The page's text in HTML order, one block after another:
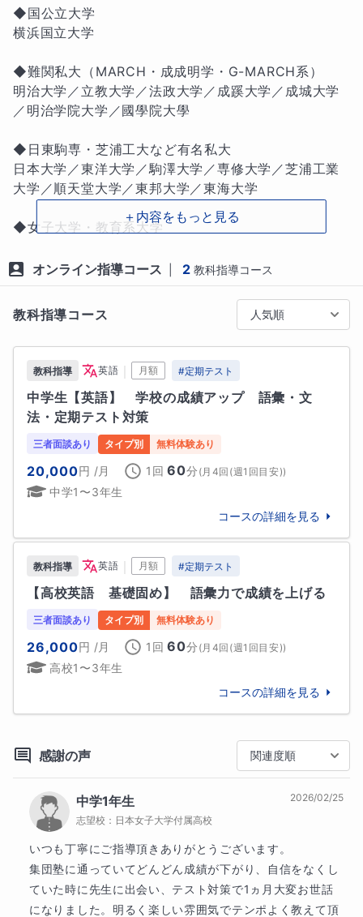
・時制でつまずいた…
・日本語の理解力が足りなかった…
語学はそのちょっとしたつまずきをクリアすることで
楽にぐんと力がつきます。生徒さんの興味・得意分
学力は学年に関係ありません。各々の力に応じた学習
方法が何よりも力になります。
・学び方、立ち止まる場所も進むペースも千差万別
・英語は暗記ではない
これらを大切にして授業を行っております。
（※集団の授業形式では取り戻せない分野がありますよ
ね。そこを見つけ丁寧に指導しますのでご安心くださ
★元教員の強みを活かしたオリジナル問題★
・定期テスト対策(中間・期末・学年末)
・実力テスト対策
それらの出題傾向を分析したオリジナル問題を使いま
私は元教員として、ほぼ毎学期複数学年の定期試験を
作成し、成績処理も長年行って参りました。教科書の
どこがどのように出題されるかを攻略します。
神奈川県の公立・私立の中学校、高等学校で基礎英語
から大学入試レベルの英語まで様々な授業をいたしま
した。英検、学校推薦選抜や総合型選抜対策ももちろ
んです。
★『非言語的な表現力』も育てます★
・プレゼン,発表になると緊張して話せない
・グループワークで本来の力を発揮できない
そんな生徒さんも多いのでは無いでしょうか？完璧主
義で丁寧に取り組む生徒さんほどそのようなジレンマ
に陥ることが多いと感じております。
緊張をほぐし、声の大きさ等の非言語的な表現力もし
っかり指導しますので安心してくださいね！
◆国公立大学
横浜国立大学
◆難関私大（MARCH・成成明学・G-MARCH系）
明治大学／立教大学／法政大学／成蹊大学／成城大学
／明治学院大学／國學院大學
◆日東駒専・芝浦工大など有名私大
日本大学／東洋大学／駒澤大学／専修大学／芝浦工業
大学／順天堂大学／東邦大学／東海大学
◆女子大学・教育系大学
子大学／共立女子大学／フェリス女学院大学／東洋英
和女学院大学／鎌倉女子大学／相模女子大学
◆中堅・地域・専門系大学
神奈川大学／神奈川工科大学／関東学院大学／産業能
率大学／玉川大学／文教大学／武蔵野大学／立正大学
／和光大学／帝京大学／帝京平成大学／鶴見大学／東
海大学／東京国際大学／湘南医療大学／松蔭大学／松
陰横浜大学／多摩大学／田園調布学園大学／横浜創英
大学／桜美林大学／亜細亜大学
◆その他・医療・看護・地域系大学
順天堂大学／湘南医療大学　ほか多数
中央大学
法政大学 明治大学 立教大学
準難関/上位国公立大学
横浜国立大学
他 77 校 すべて見る
神奈川県立横浜緑ケ丘高等学校
上位国公立高校
神奈川県立横浜平沼高等学校
神奈川県立希望ケ丘高等学校
神奈川県立相模原高等学校
他 9 校 すべて見る
中学校
上位校
＋内容をもっと見る
オンライン指導コース 2 教科指導コース
教科指導コース 人気順
教科指導 英語 月額 #定期テスト
中学生【英語】　学校の成績アップ　語彙・文
法・定期テスト対策
三者面談あり タイプ別 無料体験あり
20,000円 /月 1回 60分 ( 月4回(週1回目安))
中学1〜3年生
コースの詳細を見る
教科指導 英語 月額 #定期テスト
【高校英語　基礎固め】　語彙力で成績を上げる
三者面談あり タイプ別 無料体験あり
26,000円 /月 1回 60分 ( 月4回(週1回目安))
高校1〜3年生
コースの詳細を見る
感謝の声 関連度順
中学1年生
志望校： 日本女子大学付属高校
2026/02/25
いつも丁寧にご指導頂きありがとうございます。
集団塾に通っていてどんどん成績が下がり、自信をなくし
ていた時に先生に出会い、テスト対策で1ヵ月大変お世話
になりました。明るく楽しい雰囲気でテンポよく教えて頂